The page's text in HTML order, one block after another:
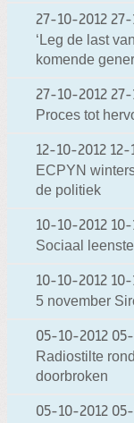
27-10-2012 27-
‘Leg de last
komende
27-10-2012 27-
Proces tot
12-10-2012 12-
ECPYN
de politiek
10-10-2012 10-
Sociaal
10-10-2012 10-
5 november
05-10-2012
Radiostilte
doorbroken
05-10-2012